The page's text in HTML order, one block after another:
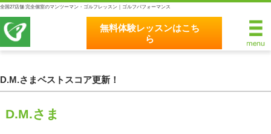
全国27店舗 完全個室のマンツーマン・ゴルフレッスン｜ゴルフパフォーマンス
無料体験レッスンはこち
ら
無料体験レッスンはこちら
D.M.さまベストスコア更新！
D.M.さま